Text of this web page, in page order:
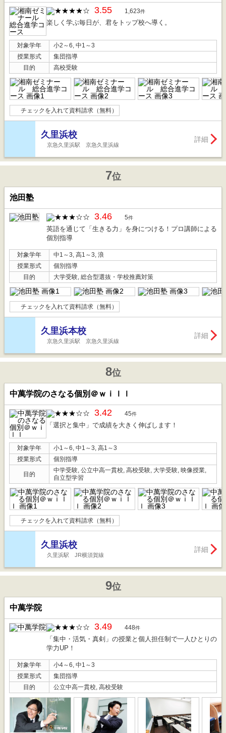
3.55 1,623件
楽しく学ぶ毎日が、君をトップ校へ導く。
対象学年
小2～6, 中1～3
授業形式
集団指導
目的
高校受験
チェックを入れて資料請求（無料）
久里浜校
京急久里浜駅 京急久里浜線
詳細
7位
池田塾
3.46 5件
英語を通じて「生きる力」を身につける！プロ講師による
個別指導
対象学年
中1～3, 高1～3, 浪
授業形式
個別指導
目的
大学受験, 総合型選抜・学校推薦対策
チェックを入れて資料請求（無料）
久里浜本校
京急久里浜駅 京急久里浜線
詳細
8位
中萬学院のさなる個別＠ｗｉｌｌ
3.42 45件
「選択と集中」で成績を大きく伸ばします！
対象学年
小1～6, 中1～3, 高1～3
授業形式
個別指導
目的
中学受験, 公立中高一貫校, 高校受験, 大学受験, 映像授業,
自立型学習
チェックを入れて資料請求（無料）
久里浜校
久里浜駅 JR横須賀線
詳細
9位
中萬学院
3.49 448件
「集中・活気・真剣」の授業と個人担任制で一人ひとりの
学力UP！
対象学年
小4～6, 中1～3
授業形式
集団指導
目的
公立中高一貫校, 高校受験